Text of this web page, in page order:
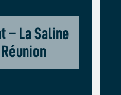
– La Saline